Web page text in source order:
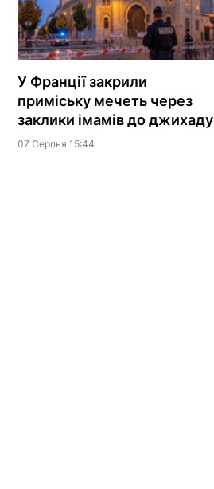
У Франції закрили
приміську мечеть через
заклики імамів до джихаду
07 Серпня 15:44